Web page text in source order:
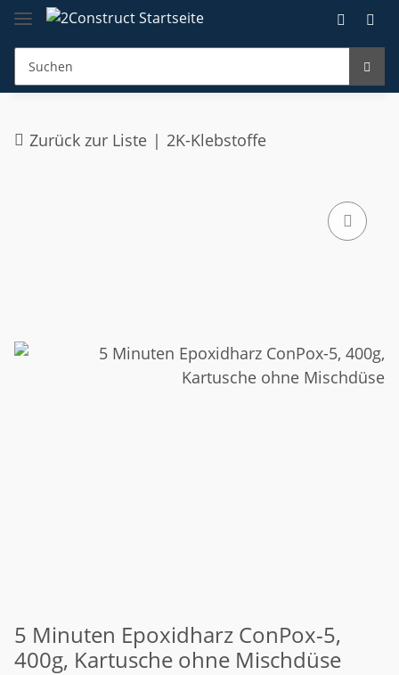
Zurück zur Liste 2K-Klebstoffe
5 Minuten Epoxidharz ConPox-5,
400g, Kartusche ohne Mischdüse